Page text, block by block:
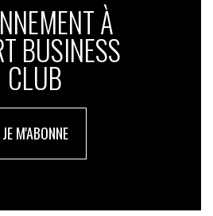
À
BUSINESS
CLUB
JE M'ABONNE